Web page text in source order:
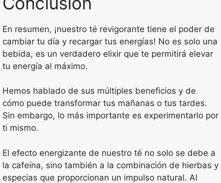
En resumen, ¡nuestro té revigorante tiene el poder de
cambiar tu día y recargar tus energías! No es solo una
bebida, es un verdadero elixir que te permitirá elevar
tu energía al máximo.
Hemos hablado de sus múltiples beneficios y de
cómo puede transformar tus mañanas o tus tardes.
Sin embargo, lo más importante es experimentarlo por
ti mismo.
El efecto energizante de nuestro té no solo se debe a
la cafeína, sino también a la combinación de hierbas y
especias que proporcionan un impulso natural. Al